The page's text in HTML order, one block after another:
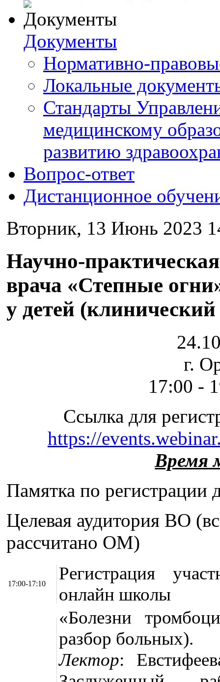
Документы
Нормативно-
Локальные
Стандарты
медицинскому
развитию
Вопрос-ответ
Дистанционное
Вторник, 13 Июнь 2023
Научно-
врача «Степные
у детей
г.
17:00 -
Ссылка для
https://
Время
Памятка по регистрации
Целевая аудитория ВО
рассчитано ОМ)
17:00-17:10
Регистрация
онлайн школы
«Болезни
разбор больных).
Лектор: